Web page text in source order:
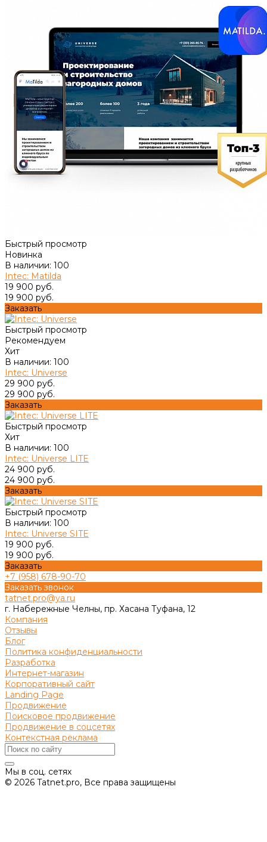
Быстрый просмотр
Новинка
В наличии: 100
Intec: Matilda
19 900 руб.
19 900 руб.
Заказать
Быстрый просмотр
Рекомендуем
Хит
В наличии: 100
Intec: Universe
29 900 руб.
29 900 руб.
Заказать
Быстрый просмотр
Хит
В наличии: 100
Intec: Universe LITE
24 900 руб.
24 900 руб.
Заказать
Быстрый просмотр
В наличии: 100
Intec: Universe SITE
19 900 руб.
19 900 руб.
Заказать
+7 (958) 678-90-70
Заказать звонок
tatnet.pro@ya.ru
г. Набережные Челны, пр. Хасана Туфана, 12
Компания
Отзывы
Блог
Политика конфиденциальности
Разработка
Интернет-магазин
Корпоративный сайт
Landing Page
Продвижение
Поисковое продвижение
Продвижение в соцсетях
Контекстная реклама
Мы в соц. сетях
© 2026 Tatnet.pro, Все права защищены